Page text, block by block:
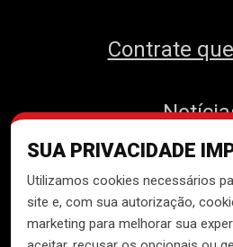
SUA PRIVACIDADE
Utilizamos cookies necessários
site e, com sua autorização,
marketing para melhorar sua
Contrate